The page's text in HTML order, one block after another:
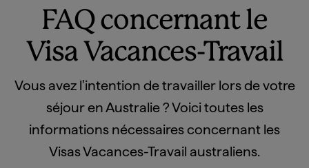
FAQ concernant le
Visa Vacances-Travail
Vous avez l'intention de travailler lors de votre
séjour en Australie ? Voici toutes les
informations nécessaires concernant les
Visas Vacances-Travail australiens.